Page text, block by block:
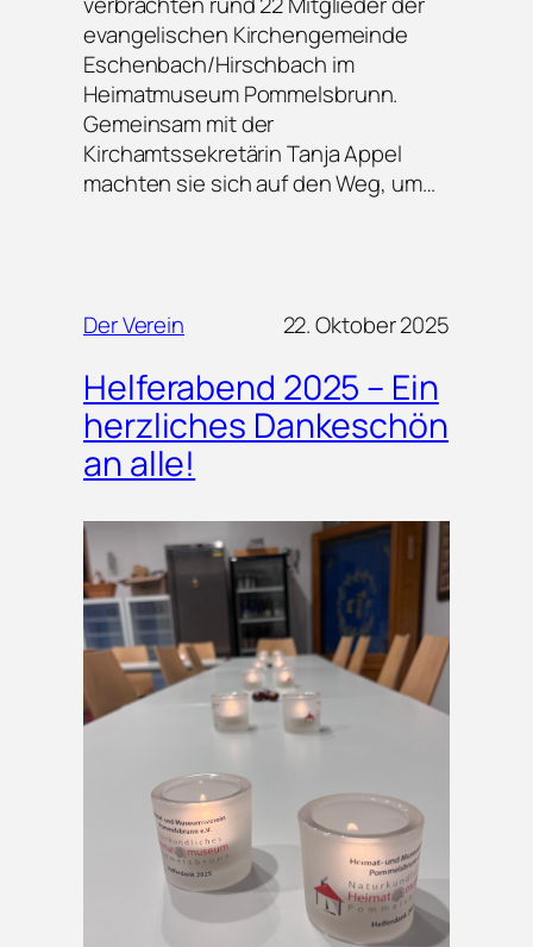
evangelischen Kirchengemeinde
Eschenbach/Hirschbach im
Heimatmuseum Pommelsbrunn.
Gemeinsam mit der
Kirchamtssekretärin Tanja Appel
machten sie sich auf den Weg, um…
Der Verein 22. Oktober 2025
Helferabend 2025 – Ein
herzliches Dankeschön
an alle!